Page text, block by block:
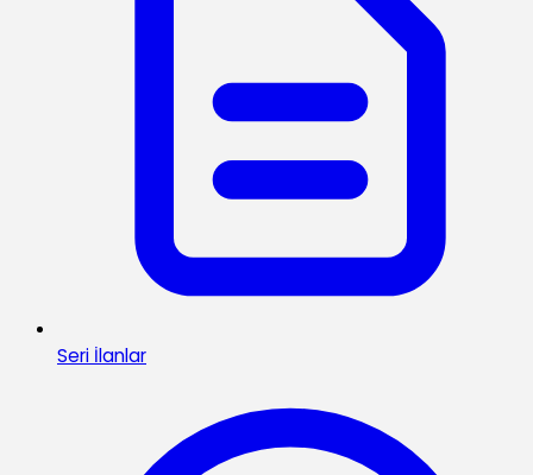
Seri İlanlar